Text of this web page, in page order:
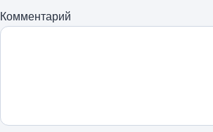
Комментарий